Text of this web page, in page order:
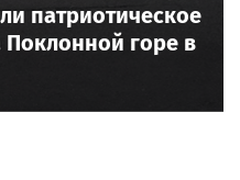
патриотическое
Поклонной горе в